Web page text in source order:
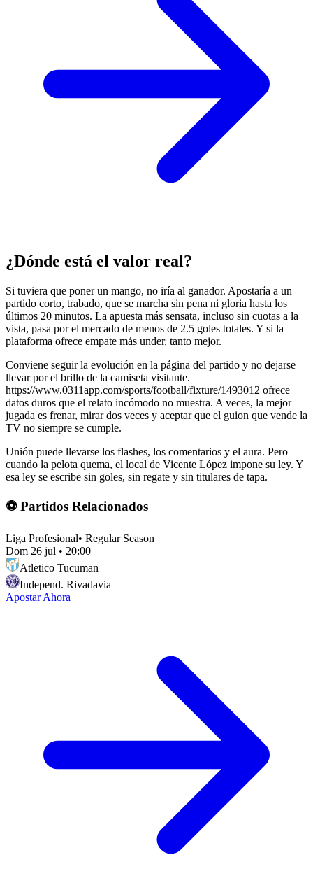
¿Dónde está el valor real?
Si tuviera que poner un mango, no iría al ganador. Apostaría a un
partido corto, trabado, que se marcha sin pena ni gloria hasta los
últimos 20 minutos. La apuesta más sensata, incluso sin cuotas a la
vista, pasa por el mercado de menos de 2.5 goles totales. Y si la
plataforma ofrece empate más under, tanto mejor.
Conviene seguir la evolución en la página del partido y no dejarse
llevar por el brillo de la camiseta visitante.
https://www.0311app.com/sports/football/fixture/1493012 ofrece
datos duros que el relato incómodo no muestra. A veces, la mejor
jugada es frenar, mirar dos veces y aceptar que el guion que vende la
TV no siempre se cumple.
Unión puede llevarse los flashes, los comentarios y el aura. Pero
cuando la pelota quema, el local de Vicente López impone su ley. Y
esa ley se escribe sin goles, sin regate y sin titulares de tapa.
⚽ Partidos Relacionados
Liga Profesional• Regular Season
Dom 26 jul • 20:00
Atletico Tucuman
Independ. Rivadavia
Apostar Ahora